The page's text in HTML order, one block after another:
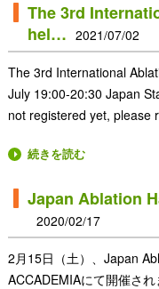
The 3rd
hel… 2021/07/02
The 3rd International
July 19:00-20:30 Japan
not registered yet,
続きを読む
Japan Ablation
2020/02/17
2月15日（土）、Japan
ACCADEMIAにて開催さ